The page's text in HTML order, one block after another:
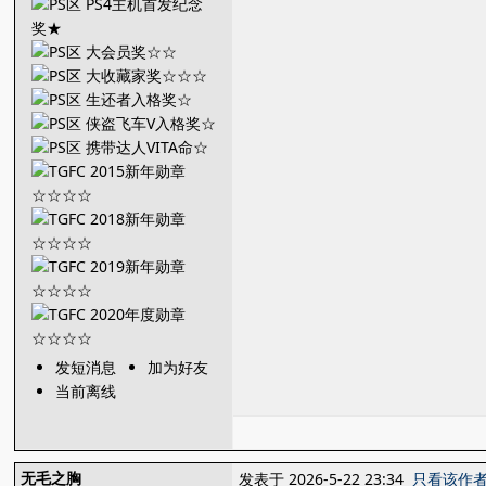
发短消息
加为好友
当前离线
无毛之胸 发表于 2026-5-22 23:34 只看该作